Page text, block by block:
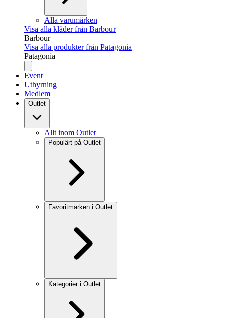
Alla varumärken
Visa alla kläder från Barbour
Barbour
Visa alla produkter från Patagonia
Patagonia
Event
Uthyrning
Medlem
Outlet
Allt inom Outlet
Populärt på Outlet
Favoritmärken i Outlet
Kategorier i Outlet